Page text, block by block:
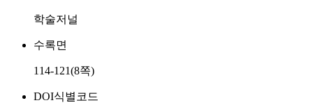
학술저널
수록면
114-121(8쪽)
DOI식별코드